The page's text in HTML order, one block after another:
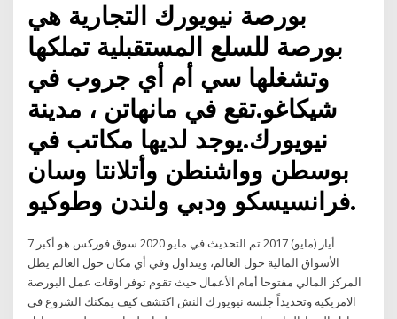
بورصة نيويورك التجارية هي
بورصة للسلع المستقبلية تملكها
وتشغلها سي أم أي جروب في
شيكاغو.تقع في مانهاتن ، مدينة
نيويورك.يوجد لديها مكاتب في
بوسطن وواشنطن وأتلانتا وسان
فرانسيسكو ودبي ولندن وطوكيو.
7 أيار (مايو) 2017 تم التحديث في مايو 2020 سوق فوركس هو أكبر
الأسواق المالية حول العالم، ويتداول وفي أي مكان حول العالم يظل
المركز المالي مفتوحا أمام الأعمال حيث تقوم توفر اوقات عمل البورصة
الامريكية وتحديداً جلسة نيويورك النش اكتشف كيف يمكنك الشروع في